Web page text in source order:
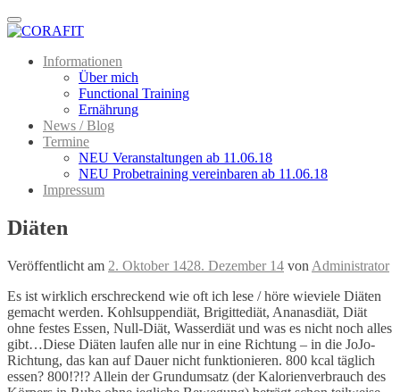
Menu
Informationen
Über mich
Functional Training
Ernährung
News / Blog
Termine
NEU Veranstaltungen ab 11.06.18
NEU Probetraining vereinbaren ab 11.06.18
Impressum
Diäten
Veröffentlicht am 2. Oktober 1428. Dezember 14 von Administrator
Es ist wirklich erschreckend wie oft ich lese / höre wieviele Diäten
gemacht werden. Kohlsuppendiät, Brigittediät, Ananasdiät, Diät
ohne festes Essen, Null-Diät, Wasserdiät und was es nicht noch alles
gibt…Diese Diäten laufen alle nur in eine Richtung – in die JoJo-
Richtung, das kan auf Dauer nicht funktionieren. 800 kcal täglich
essen? 800!?!? Allein der Grundumsatz (der Kalorienverbrauch des